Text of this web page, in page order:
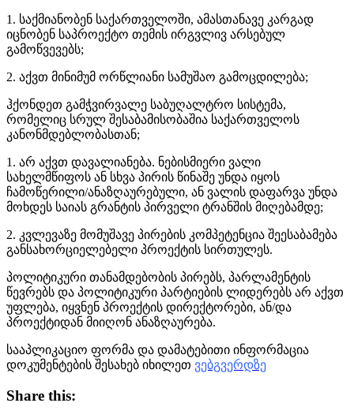
1. საქმიანობენ საქართველოში, ამასთანავე კარგად
იცნობენ საპროექტო თემის ირგვლივ არსებულ
გამოწვევებს;
2. აქვთ მინიმუმ ორწლიანი სამუშაო გამოცდილება;
ჰქონდეთ გამჭვირვალე საბუღალტრო სისტემა,
რომელიც სრულ შესაბამისობაშია საქართველოს
კანონმდებლობასთან;
1. არ აქვთ დავალიანება. ნებისმიერი ვალი
სახელმწიფოს ან სხვა პირის წინაშე უნდა იყოს
ჩამოწერილი/ანაზღაურებული, ან ვალის დაფარვა უნდა
მოხდეს საიას გრანტის პირველი ტრანშის მიღებამდე;
2. კვლევაზე მომუშავე პირების კომპეტენცია შეესაბამება
განსახორციელებელი პროექტის სირთულეს.
პოლიტიკური თანამდებობის პირებს, პარლამენტის
წევრებს და პოლიტიკური პარტიების ლიდერებს არ აქვთ
უფლება, იყვნენ პროექტის დირექტორები, ან/და
პროექტიდან მიიღონ ანაზღაურება.
სააპლიკაციო ფორმა და დამატებითი ინფორმაცია
დოკუმენტების შესახებ იხილეთ ვებგვერდზე
Share this: